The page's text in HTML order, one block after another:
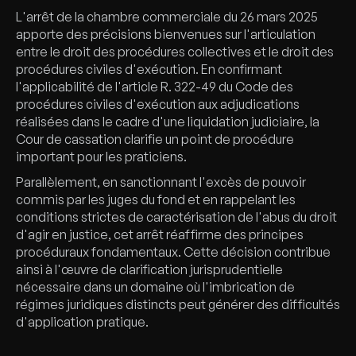
L'arrêt de la chambre commerciale du 26 mars 2025
apporte des précisions bienvenues sur l'articulation
entre le droit des procédures collectives et le droit des
procédures civiles d'exécution. En confirmant
l'applicabilité de l'article R. 322-49 du Code des
procédures civiles d'exécution aux adjudications
réalisées dans le cadre d'une liquidation judiciaire, la
Cour de cassation clarifie un point de procédure
important pour les praticiens.
Parallèlement, en sanctionnant l'excès de pouvoir
commis par les juges du fond et en rappelant les
conditions strictes de caractérisation de l'abus du droit
d'agir en justice, cet arrêt réaffirme des principes
procéduraux fondamentaux. Cette décision contribue
ainsi à l'œuvre de clarification jurisprudentielle
nécessaire dans un domaine où l'imbrication de
régimes juridiques distincts peut générer des difficultés
d'application pratique.